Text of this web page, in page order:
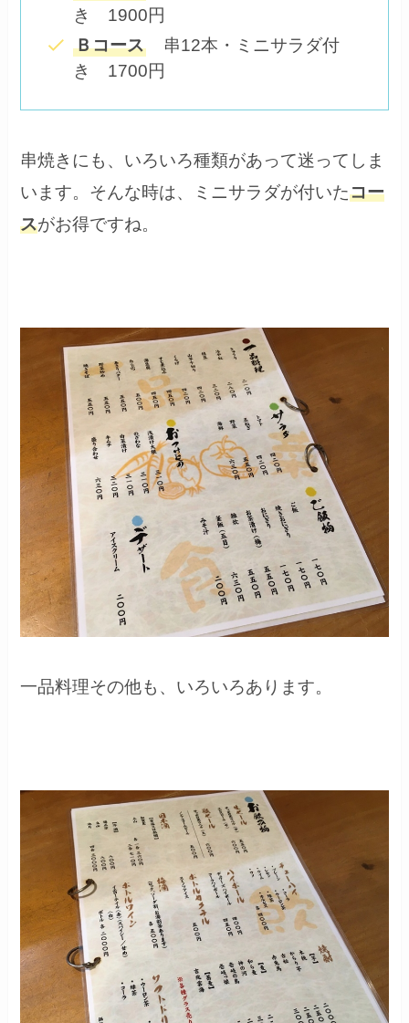
き 1900円
Ｂコース串12本・ミニサラダ付
き 1700円
串焼きにも、いろいろ種類があって迷ってしま
います。そんな時は、ミニサラダが付いたコー
スがお得ですね。
一品料理その他も、いろいろあります。